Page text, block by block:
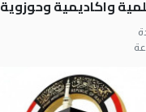
واكاديمية وحوزوية